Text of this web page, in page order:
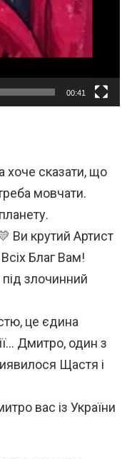
00:41
сказати, що
мовчати.
Ви крутий Артист
Благ Вам!
злочинний
це єдина
Дмитро, один з
Щастя і
вас із України